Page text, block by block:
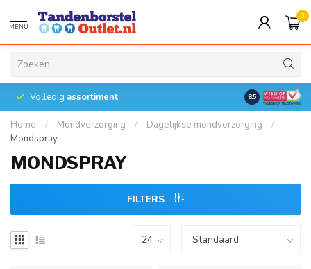
MENU
0
Volledig assortiment 8.5
Home / Mondverzorging / Dagelijkse mondverzorging
/
Mondspray
MONDSPRAY
FILTERS